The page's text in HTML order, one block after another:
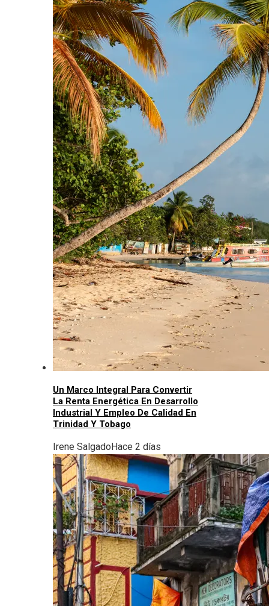
Un Marco Integral Para Convertir
La Renta Energética En Desarrollo
Industrial Y Empleo De Calidad En
Trinidad Y Tobago
Irene SalgadoHace 2 días